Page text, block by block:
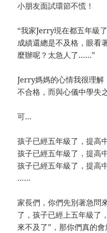
小朋友面試環節不慌！
“我家Jerry現在都五年級
成績還總是不及格，眼看
麼辦呢？太急人了……”
Jerry媽媽的心情我很理
不合格，而與心儀中學失
可…
孩子已經五年級了，提高
孩子已經五年級了，提高
孩子已經五年級了，提高
……
家長們，你們先別著急問
了，孩子已經上五年級了
來不及了”，那你們真的會